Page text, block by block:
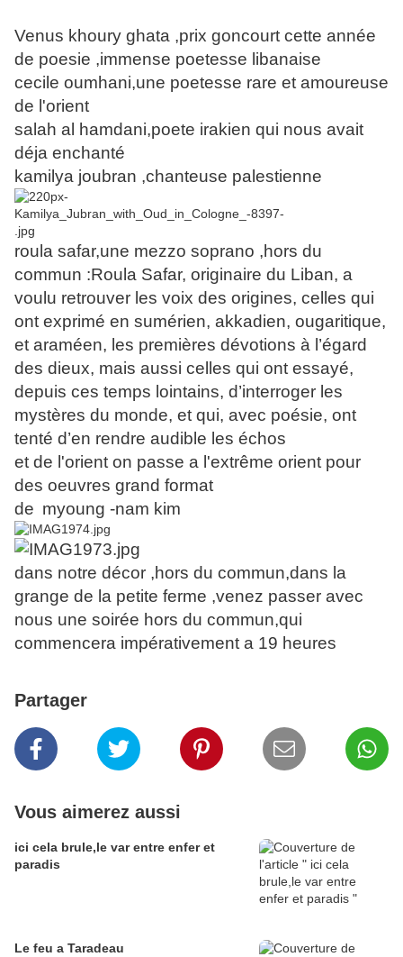
Venus khoury ghata ,prix goncourt cette année
de poesie ,immense poetesse libanaise
cecile oumhani,une poetesse rare et amoureuse
de l'orient
salah al hamdani,poete irakien qui nous avait
déja enchanté
kamilya joubran ,chanteuse palestienne
roula safar,une mezzo soprano ,hors du
commun :Roula Safar, originaire du Liban, a
voulu retrouver les voix des origines, celles qui
ont exprimé en sumérien, akkadien, ougaritique,
et araméen, les premières dévotions à l’égard
des dieux, mais aussi celles qui ont essayé,
depuis ces temps lointains, d’interroger les
mystères du monde, et qui, avec poésie, ont
tenté d’en rendre audible les échos
et de l'orient on passe a l'extrême orient pour
des oeuvres grand format
de myoung -nam kim
dans notre décor ,hors du commun,dans la
grange de la petite ferme ,venez passer avec
nous une soirée hors du commun,qui
commencera impérativement a 19 heures
Partager
Vous aimerez aussi
ici cela brule,le var entre enfer et
paradis
Le feu a Taradeau